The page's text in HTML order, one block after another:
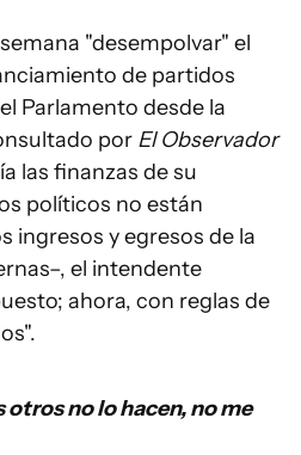
"desempolvar" el
de partidos
Parlamento desde la
por El Observador
las finanzas de su
políticos no están
ingresos y egresos de la
el intendente
ahora, con reglas de
otros no lo hacen, no me